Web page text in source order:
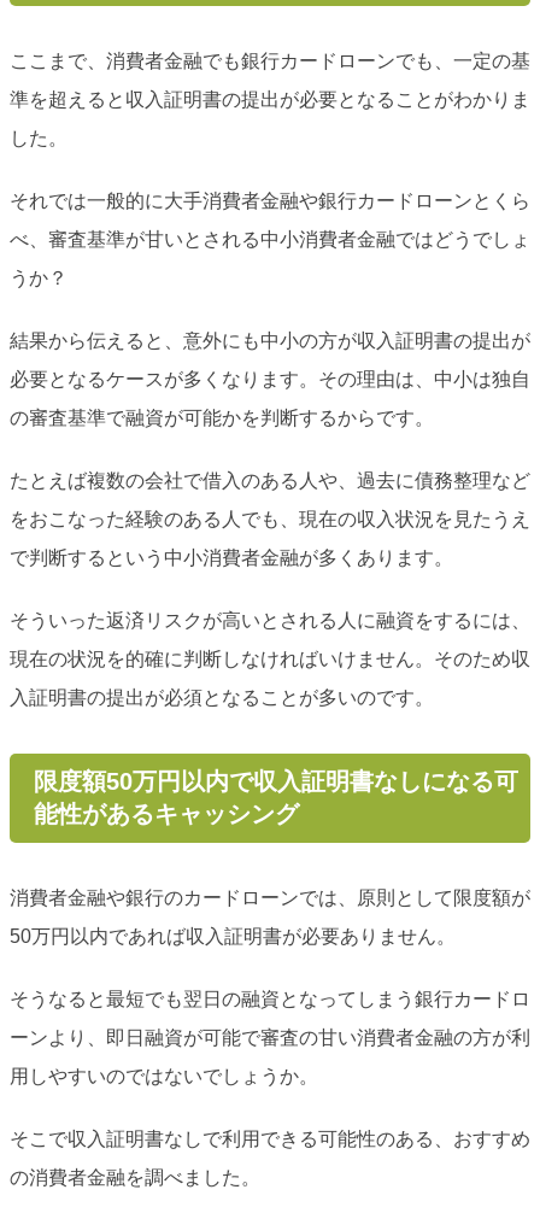
ここまで、消費者金融でも銀行カードローンでも、一定の基
準を超えると収入証明書の提出が必要となることがわかりま
した。
それでは一般的に大手消費者金融や銀行カードローンとくら
べ、審査基準が甘いとされる中小消費者金融ではどうでしょ
うか？
結果から伝えると、意外にも中小の方が収入証明書の提出が
必要となるケースが多くなります。その理由は、中小は独自
の審査基準で融資が可能かを判断するからです。
たとえば複数の会社で借入のある人や、過去に債務整理など
をおこなった経験のある人でも、現在の収入状況を見たうえ
で判断するという中小消費者金融が多くあります。
そういった返済リスクが高いとされる人に融資をするには、
現在の状況を的確に判断しなければいけません。そのため収
入証明書の提出が必須となることが多いのです。
限度額50万円以内で収入証明書なしになる可
能性があるキャッシング
消費者金融や銀行のカードローンでは、原則として限度額が
50万円以内であれば収入証明書が必要ありません。
そうなると最短でも翌日の融資となってしまう銀行カードロ
ーンより、即日融資が可能で審査の甘い消費者金融の方が利
用しやすいのではないでしょうか。
そこで収入証明書なしで利用できる可能性のある、おすすめ
の消費者金融を調べました。